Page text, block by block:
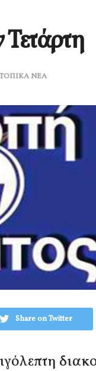
ΤΟΠΙΚΑ ΝΕΑ
Share on Twitter